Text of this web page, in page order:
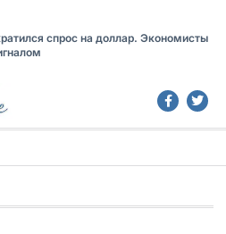
спрос на доллар. Экономисты